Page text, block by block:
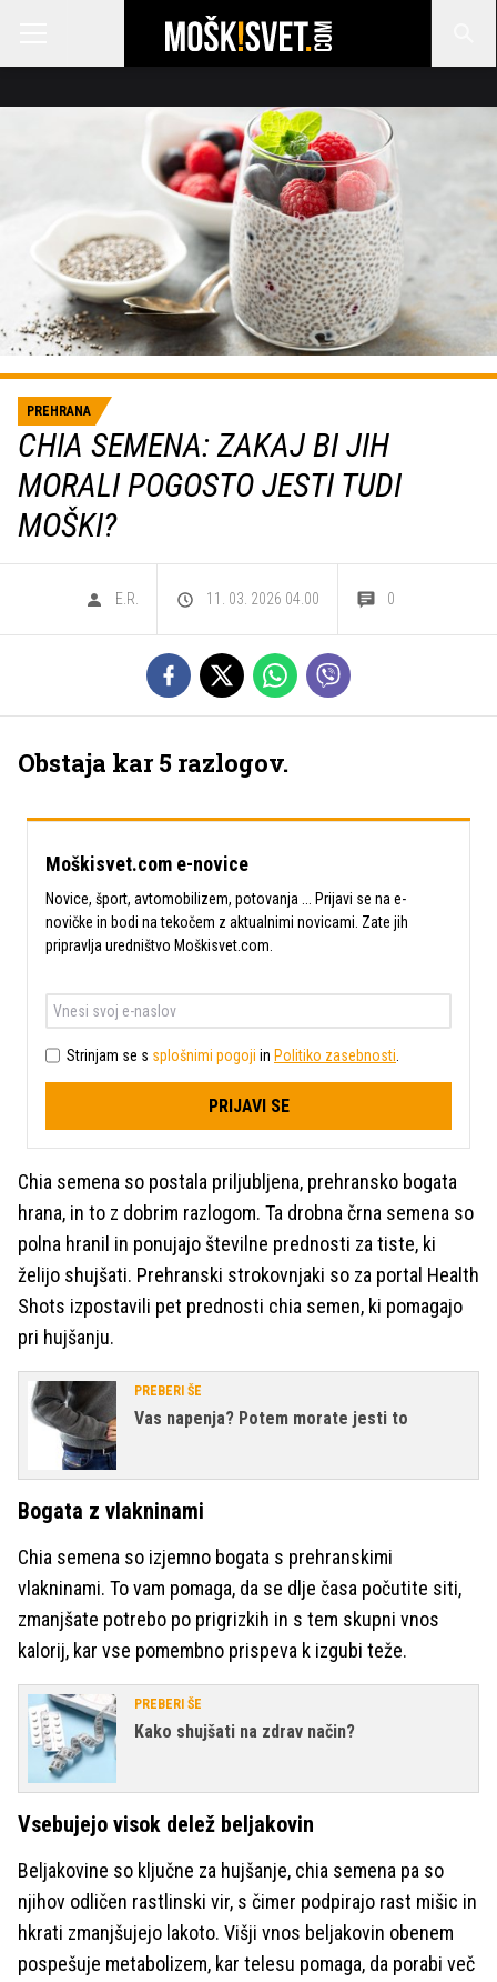
PREHRANA
CHIA SEMENA: ZAKAJ BI JIH
MORALI POGOSTO JESTI TUDI
MOŠKI?
E.R. 11. 03. 2026 04.00 0
Obstaja kar 5 razlogov.
Moškisvet.com e-novice
Novice, šport, avtomobilizem, potovanja ... Prijavi se na e-
novičke in bodi na tekočem z aktualnimi novicami. Zate jih
pripravlja uredništvo Moškisvet.com.
Strinjam se s splošnimi pogoji in Politiko zasebnosti
PRIJAVI SE
Chia semena so postala priljubljena, prehransko bogata
hrana, in to z dobrim razlogom. Ta drobna črna semena so
polna hranil in ponujajo številne prednosti za tiste, ki
želijo shujšati. Prehranski strokovnjaki so za portal Health
Shots izpostavili pet prednosti chia semen, ki pomagajo
pri hujšanju.
PREBERI ŠE
Vas napenja? Potem morate jesti to
Bogata z vlakninami
Chia semena so izjemno bogata s prehranskimi
vlakninami. To vam pomaga, da se dlje časa počutite siti,
zmanjšate potrebo po prigrizkih in s tem skupni vnos
kalorij, kar vse pomembno prispeva k izgubi teže.
PREBERI ŠE
Kako shujšati na zdrav način?
Vsebujejo visok delež beljakovin
Beljakovine so ključne za hujšanje, chia semena pa so
njihov odličen rastlinski vir, s čimer podpirajo rast mišic in
hkrati zmanjšujejo lakoto. Višji vnos beljakovin obenem
pospešuje metabolizem, kar telesu pomaga, da porabi več